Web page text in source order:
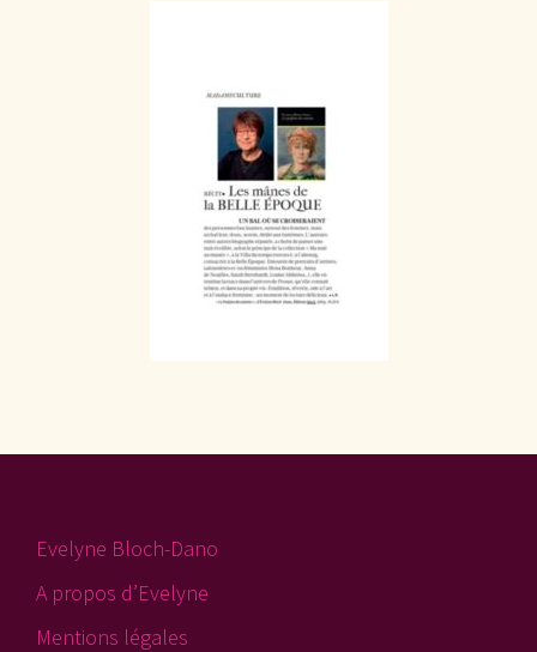
Evelyne Bloch-Dano
A propos d’Evelyne
Mentions légales